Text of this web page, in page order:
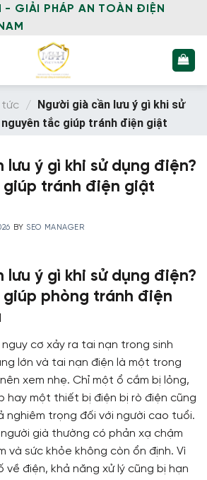
- GIẢI PHÁP AN TOÀN ĐIỆN
tức /
Người già cần lưu ý gì khi sử
tắc giúp tránh điện giật
lưu ý gì khi sử dụng điện?
giúp tránh điện giật
BY SEO MANAGER
lưu ý gì khi sử dụng điện?
phòng tránh điện
cơ xảy ra tai nạn trong sinh
lớn và tai nạn điện là một trong
xem nhẹ. Chỉ một ổ cắm bị lỏng,
hay một thiết bị điện bị rò điện cũng
nghiêm trọng đối với người cao tuổi.
già thường có phản xạ chậm
và sức khỏe không còn ổn định. Vì
về điện, khả năng xử lý cũng bị hạn